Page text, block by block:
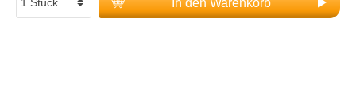
In den Warenkorb